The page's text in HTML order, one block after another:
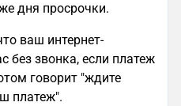
дня просрочки.
ваш интернет-
без звонка, если платеж
говорит "ждите
платеж".